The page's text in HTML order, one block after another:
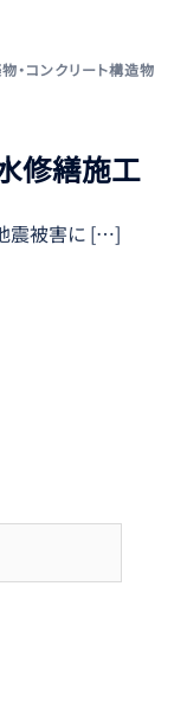
・コンクリート構造物
修繕施工
震被害に […]